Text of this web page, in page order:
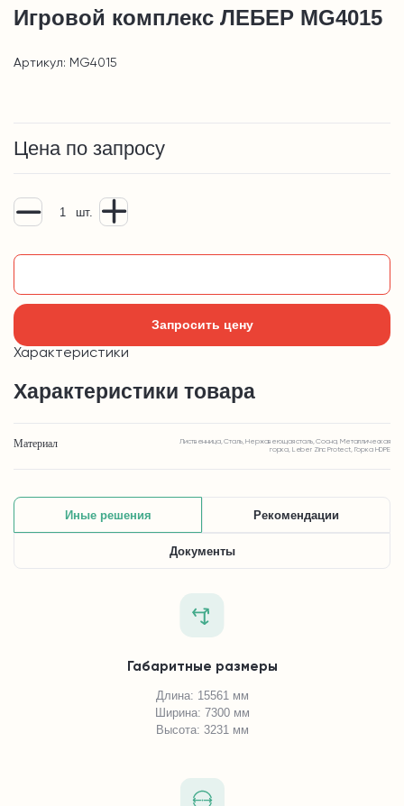
Игровой комплекс ЛЕБЕР MG4015
Артикул: MG4015
Цена по запросу
шт.
Запросить цену
Характеристики
Характеристики товара
Материал
Лиственница, Сталь, Нержавеющая сталь, Сосна, Металлическая
горка, Leber Zinc Protect, Горка HDPE
Иные решения Рекомендации
Документы
Габаритные размеры
Длина: 15561 мм
Ширина: 7300 мм
Высота: 3231 мм